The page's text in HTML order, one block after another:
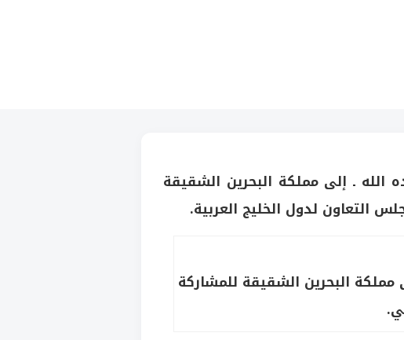
ـ إلى مملكة البحرين الشقيقة
التعاون لدول الخليج العربية.
البحرين الشقيقة للمشاركة